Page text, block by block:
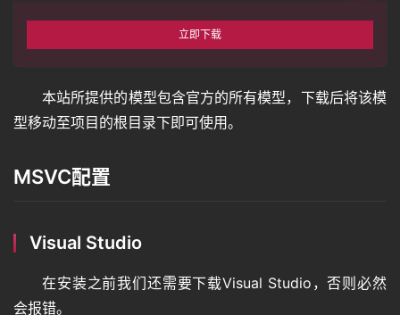
频
视
立即下载
本站所提供的模型包含官方的所有模型，下载后将该模
型移动至项目的根目录下即可使用。
MSVC配置
Visual Studio
在安装之前我们还需要下载Visual Studio，否则必然
会报错。